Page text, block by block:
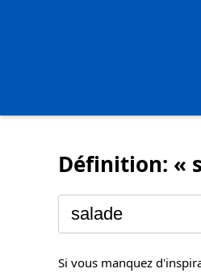
Définition: «
Si vous manquez